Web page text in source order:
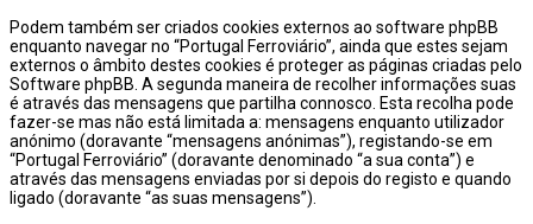
Podem também ser criados cookies externos ao software phpBB
enquanto navegar no “Portugal Ferroviário”, ainda que estes sejam
externos o âmbito destes cookies é proteger as páginas criadas pelo
Software phpBB. A segunda maneira de recolher informações suas
é através das mensagens que partilha connosco. Esta recolha pode
fazer-se mas não está limitada a: mensagens enquanto utilizador
anónimo (doravante “mensagens anónimas”), registando-se em
“Portugal Ferroviário” (doravante denominado “a sua conta”) e
através das mensagens enviadas por si depois do registo e quando
ligado (doravante “as suas mensagens”).